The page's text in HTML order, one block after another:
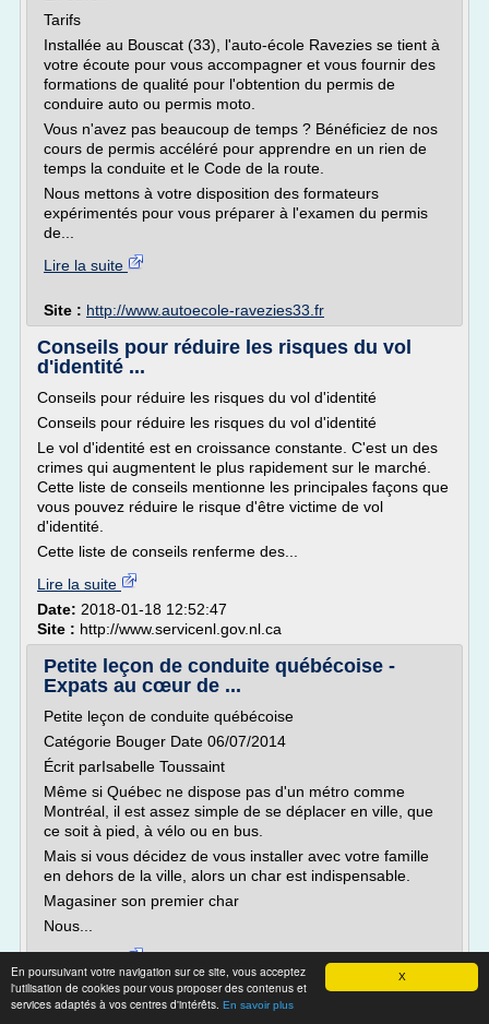
X
En poursuivant votre navigation sur ce site, vous acceptez
l'utilisation de cookies pour vous proposer des contenus et
services adaptés à vos centres d'intérêts. En savoir plus
Tarifs
Installée au Bouscat (33), l'auto-école Ravezies se tient à
votre écoute pour vous accompagner et vous fournir des
formations de qualité pour l'obtention du permis de
conduire auto ou permis moto.
Vous n'avez pas beaucoup de temps ? Bénéficiez de nos
cours de permis accéléré pour apprendre en un rien de
temps la conduite et le Code de la route.
Nous mettons à votre disposition des formateurs
expérimentés pour vous préparer à l'examen du permis
de...
Lire la suite
Site : http://www.autoecole-ravezies33.fr
Conseils pour réduire les risques du vol
d'identité ...
Conseils pour réduire les risques du vol d'identité
Conseils pour réduire les risques du vol d'identité
Le vol d'identité est en croissance constante. C'est un des
crimes qui augmentent le plus rapidement sur le marché.
Cette liste de conseils mentionne les principales façons que
vous pouvez réduire le risque d'être victime de vol
d'identité.
Cette liste de conseils renferme des...
Lire la suite
Date: 2018-01-18 12:52:47
Site : http://www.servicenl.gov.nl.ca
Petite leçon de conduite québécoise -
Expats au cœur de ...
Petite leçon de conduite québécoise
Catégorie Bouger Date 06/07/2014
Écrit parIsabelle Toussaint
Même si Québec ne dispose pas d'un métro comme
Montréal, il est assez simple de se déplacer en ville, que
ce soit à pied, à vélo ou en bus.
Mais si vous décidez de vous installer avec votre famille
en dehors de la ville, alors un char est indispensable.
Magasiner son premier char
Nous...
Date:2018-01-14 02:30:01
Site :http://blogue.quebecentete.com